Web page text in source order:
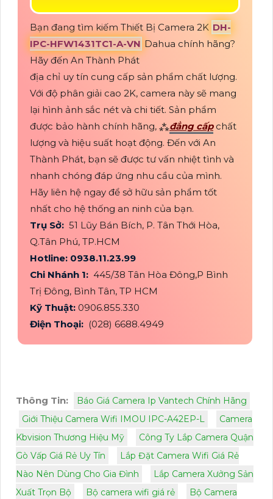
Bạn đang tìm kiếm Thiết Bị Camera 2K DH-
IPC-HFW1431TC1-A-VN Dahua chính hãng?
Hãy đến An Thành Phát
địa chỉ uy tín cung cấp sản phẩm chất lượng.
Với độ phân giải cao 2K, camera này sẽ mang
lại hình ảnh sắc nét và chi tiết. Sản phẩm
được bảo hành chính hãng, ⁂đẳng cấpchất
lượng và hiệu suất hoạt động. Đến với An
Thành Phát, bạn sẽ được tư vấn nhiệt tình và
nhanh chóng đáp ứng nhu cầu của mình.
Hãy liên hệ ngay để sở hữu sản phẩm tốt
nhất cho hệ thống an ninh của bạn.
Trụ Sở: 51 Lũy Bán Bích, P. Tân Thới Hòa,
Q.Tân Phú, TP.HCM
Hotline: 0938.11.23.99
Chi Nhánh 1: 445/38 Tân Hòa Đông,P Bình
Trị Đông, Bình Tân, TP HCM
Kỹ Thuật: 0906.855.330
Điện Thoại: (028) 6688.4949
Thông Tin:
Báo Giá Camera Ip Vantech Chính Hãng
Giới Thiệu Camera Wifi IMOU IPC-A42EP-L
Camera
Kbvision Thương Hiệu Mỹ
Công Ty Lắp Camera Quận
Gò Vấp Giá Rẻ Uy Tín
Lắp Đặt Camera Wifi Giá Rẻ
Nào Nên Dùng Cho Gia Đình
Lắp Camera Xưởng Sản
Xuất Trọn Bộ
Bộ camera wifi giá rẻ
Bộ Camera